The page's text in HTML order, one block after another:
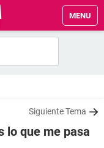
MENU
Siguiente Tema
lo que me pasa